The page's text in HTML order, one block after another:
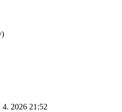
4. 2026 21:52